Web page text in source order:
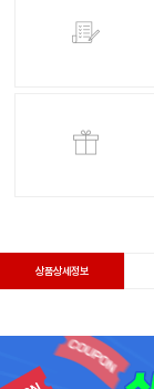
상품상세정보